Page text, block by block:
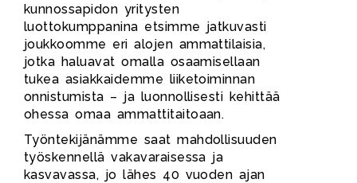
kunnossapidon yritysten
luottokumppanina etsimme jatkuvasti
joukkoomme eri alojen ammattilaisia,
jotka haluavat omalla osaamisellaan
tukea asiakkaidemme liiketoiminnan
onnistumista – ja luonnollisesti kehittää
ohessa omaa ammattitaitoaan.
Työntekijänämme saat mahdollisuuden
työskennellä vakavaraisessa ja
kasvavassa, jo lähes 40 vuoden ajan